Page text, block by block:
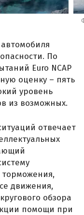
По
Euro NCAP
оценку – пять
уровень
из возможных.
отвечает
торможения,
движения,
обзора
помощи при